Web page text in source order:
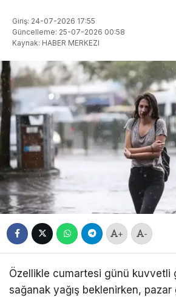
Giriş: 24-07-2026 17:55
Güncelleme: 25-07-2026 00:58
Kaynak: HABER MERKEZI
+ -
Özellikle cumartesi günü kuvvetli
sağanak yağış beklenirken, pazar